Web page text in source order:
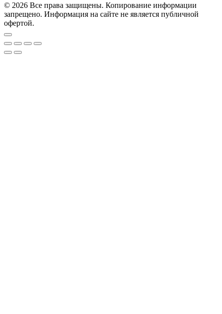
© 2026 Все права защищены. Копирование информации
запрещено. Информация на сайте не является публичной
офертой.